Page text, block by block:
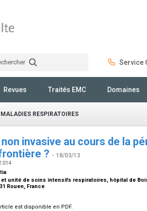
Service
Revues Traités EMC Domaines
MALADIES RESPIRATOIRES
invasive au cours de la
? - 18/03/13
unité de soins intensifs respiratoires, hôpital de Bois-
Rouen, France
est disponible en PDF.